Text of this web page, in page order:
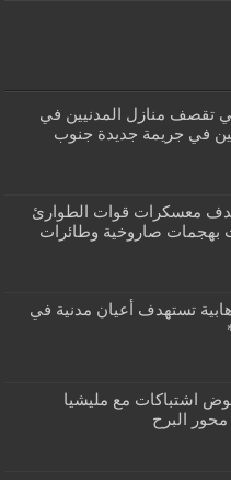
تقصف منازل المدنيين في
في جريمة جديدة جنوب
معسكرات قوات الطوارئ
صاروخية وطائرات
تستهدف أعيان مدنية في
اشتباكات مع مليشيا
محور البرح